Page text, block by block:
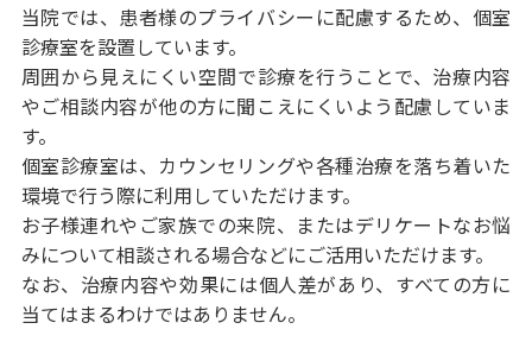
当院では、患者様のプライバシーに配慮するため、個室
診療室を設置しています。
周囲から見えにくい空間で診療を行うことで、治療内容
やご相談内容が他の方に聞こえにくいよう配慮していま
す。
個室診療室は、カウンセリングや各種治療を落ち着いた
環境で行う際に利用していただけます。
お子様連れやご家族での来院、またはデリケートなお悩
みについて相談される場合などにご活用いただけます。
なお、治療内容や効果には個人差があり、すべての方に
当てはまるわけではありません。